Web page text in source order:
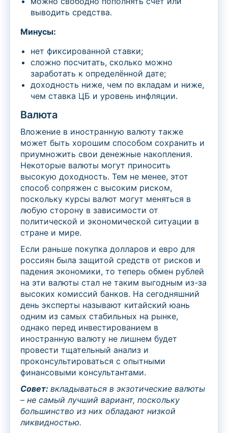
выводить средства.
Минусы:
нет фиксированной ставки;
сложно посчитать, сколько можно
заработать к определённой дате;
доходность ниже, чем по вкладам и ниже,
чем ставка ЦБ и уровень инфляции.
Валюта
Вложение в иностранную валюту также
может быть хорошим способом сохранить и
приумножить свои денежные накопления.
Некоторые валюты могут приносить
высокую доходность. Тем не менее, этот
способ сопряжен с высоким риском,
поскольку курсы валют могут меняться в
любую сторону в зависимости от
политической и экономической ситуации в
стране и мире.
Если раньше покупка долларов и евро для
россиян была защитой средств от рисков и
падения экономики, то теперь обмен рублей
на эти валюты стал не таким выгодным из-за
высоких комиссий банков. На сегодняшний
день эксперты называют китайский юань
одним из самых стабильных на рынке,
однако перед инвестированием в
иностранную валюту не лишнем будет
провести тщательный анализ и
проконсультироваться с опытными
финансовыми консультантами.
Совет: вкладываться в экзотические валюты
– не самый лучший вариант, поскольку
большинство из них обладают низкой
ликвидностью.